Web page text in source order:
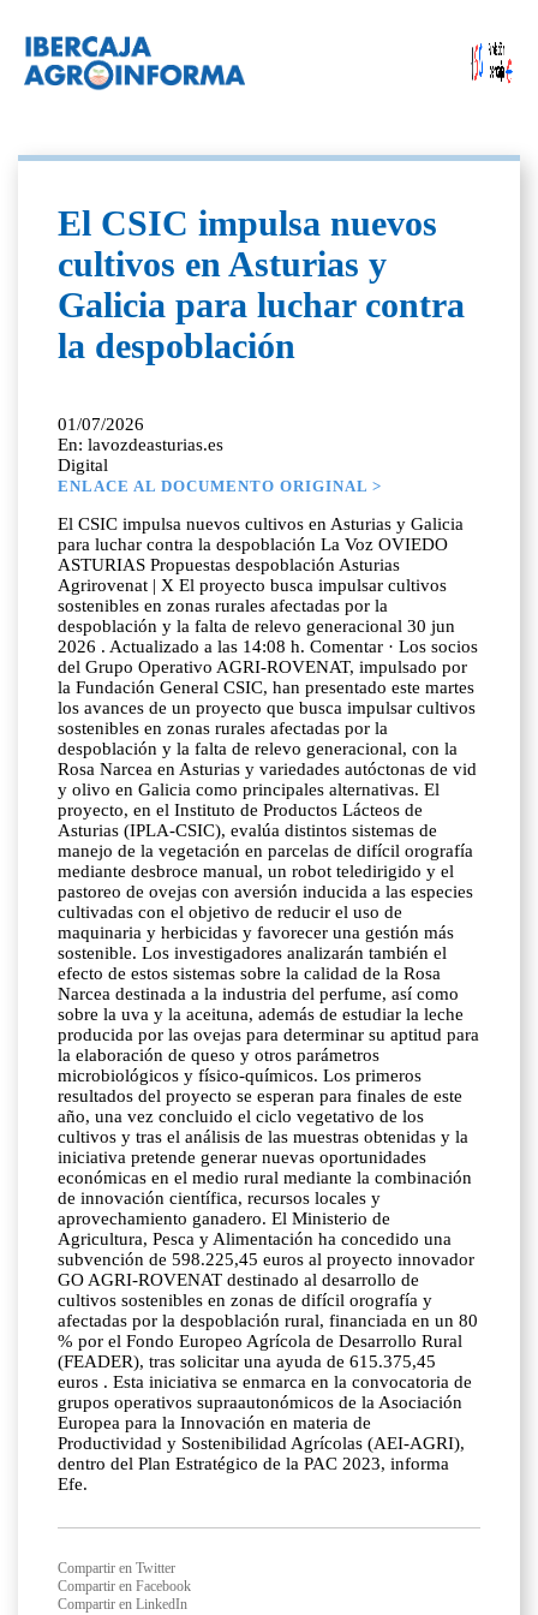
El CSIC impulsa nuevos
cultivos en Asturias y
Galicia para luchar contra
la despoblación
01/07/2026
En: lavozdeasturias.es
Digital
ENLACE AL DOCUMENTO ORIGINAL >
El CSIC impulsa nuevos cultivos en Asturias y Galicia
para luchar contra la despoblación La Voz OVIEDO
ASTURIAS Propuestas despoblación Asturias
Agrirovenat | X El proyecto busca impulsar cultivos
sostenibles en zonas rurales afectadas por la
despoblación y la falta de relevo generacional 30 jun
2026 . Actualizado a las 14:08 h. Comentar · Los socios
del Grupo Operativo AGRI-ROVENAT, impulsado por
la Fundación General CSIC, han presentado este martes
los avances de un proyecto que busca impulsar cultivos
sostenibles en zonas rurales afectadas por la
despoblación y la falta de relevo generacional, con la
Rosa Narcea en Asturias y variedades autóctonas de vid
y olivo en Galicia como principales alternativas. El
proyecto, en el Instituto de Productos Lácteos de
Asturias (IPLA-CSIC), evalúa distintos sistemas de
manejo de la vegetación en parcelas de difícil orografía
mediante desbroce manual, un robot teledirigido y el
pastoreo de ovejas con aversión inducida a las especies
cultivadas con el objetivo de reducir el uso de
maquinaria y herbicidas y favorecer una gestión más
sostenible. Los investigadores analizarán también el
efecto de estos sistemas sobre la calidad de la Rosa
Narcea destinada a la industria del perfume, así como
sobre la uva y la aceituna, además de estudiar la leche
producida por las ovejas para determinar su aptitud para
la elaboración de queso y otros parámetros
microbiológicos y físico-químicos. Los primeros
resultados del proyecto se esperan para finales de este
año, una vez concluido el ciclo vegetativo de los
cultivos y tras el análisis de las muestras obtenidas y la
iniciativa pretende generar nuevas oportunidades
económicas en el medio rural mediante la combinación
de innovación científica, recursos locales y
aprovechamiento ganadero. El Ministerio de
Agricultura, Pesca y Alimentación ha concedido una
subvención de 598.225,45 euros al proyecto innovador
GO AGRI-ROVENAT destinado al desarrollo de
cultivos sostenibles en zonas de difícil orografía y
afectadas por la despoblación rural, financiada en un 80
% por el Fondo Europeo Agrícola de Desarrollo Rural
(FEADER), tras solicitar una ayuda de 615.375,45
euros . Esta iniciativa se enmarca en la convocatoria de
grupos operativos supraautonómicos de la Asociación
Europea para la Innovación en materia de
Productividad y Sostenibilidad Agrícolas (AEI-AGRI),
dentro del Plan Estratégico de la PAC 2023, informa
Efe.
Compartir en Twitter
Compartir en Facebook
Compartir en LinkedIn